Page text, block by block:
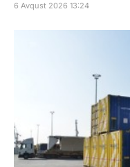
6 Avqust 2026 13:24